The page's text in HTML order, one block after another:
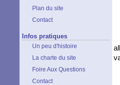
Plan du site
Contact
Infos pratiques
Un peu d'histoire
La charte du site
Foire Aux Questions
Contact